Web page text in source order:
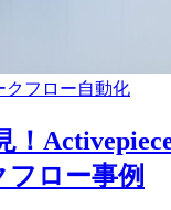
クフロー自動化
！
ロー事例